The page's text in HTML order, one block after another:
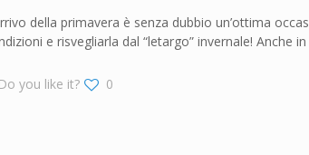
della primavera è senza dubbio un’ottima
e risvegliarla dal “letargo” invernale! Anche
Do you like it? 0